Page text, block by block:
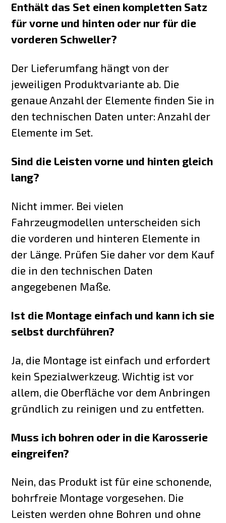
Enthält das Set einen kompletten Satz
für vorne und hinten oder nur für die
vorderen Schweller?
Der Lieferumfang hängt von der
jeweiligen Produktvariante ab. Die
genaue Anzahl der Elemente finden Sie in
den technischen Daten unter: Anzahl der
Elemente im Set.
Sind die Leisten vorne und hinten gleich
lang?
Nicht immer. Bei vielen
Fahrzeugmodellen unterscheiden sich
die vorderen und hinteren Elemente in
der Länge. Prüfen Sie daher vor dem Kauf
die in den technischen Daten
angegebenen Maße.
Ist die Montage einfach und kann ich sie
selbst durchführen?
Ja, die Montage ist einfach und erfordert
kein Spezialwerkzeug. Wichtig ist vor
allem, die Oberfläche vor dem Anbringen
gründlich zu reinigen und zu entfetten.
Muss ich bohren oder in die Karosserie
eingreifen?
Nein, das Produkt ist für eine schonende,
bohrfreie Montage vorgesehen. Die
Leisten werden ohne Bohren und ohne